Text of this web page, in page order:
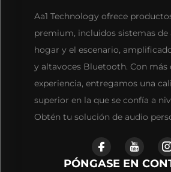
Aa1 Technology ofrece
premium, incluidos sistemas de
hogar y el escenario,
y altavoces Bluetooth. Con más
experiencia, entregamos una
superior en la que se confía a
Obtén tu solución de audio
PÓNGASE EN